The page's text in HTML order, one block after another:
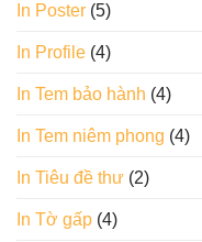
In Poster (5)
In Profile (4)
In Tem bảo hành (4)
In Tem niêm phong (4)
In Tiêu đề thư (2)
In Tờ gấp (4)